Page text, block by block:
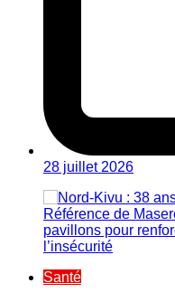
28 juillet 2026
Santé